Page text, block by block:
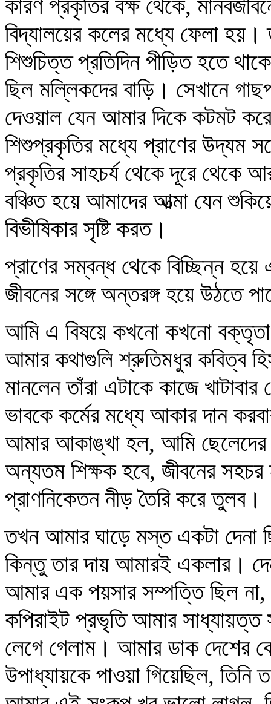
কারণ প্রকৃতির বক্ষ থেকে,
বিদ্যালয়ের কলের মধ্যে ফেলা হয়।
শিশুচিত্ত প্রতিদিন পীড়িত হতে
ছিল মল্লিকদের বাড়ি। সেখানে
দেওয়াল যেন আমার দিকে কটমট
শিশুপ্রকৃতির মধ্যে প্রাণের উদ্যম
প্রকৃতির সাহচর্য থেকে দূরে থেকে
বঞ্চিত হয়ে আমাদের আত্মা যেন
বিভীষিকার সৃষ্টি করত।
প্রাণের সম্বন্ধ থেকে বিচ্ছিন্ন
জীবনের সঙ্গে অন্তরঙ্গ হয়ে উঠতে
আমি এ বিষয়ে কখনো কখনো
আমার কথাগুলি শ্রুতিমধুর কবিত্ব
মানলেন তাঁরা এটাকে কাজে
ভাবকে কর্মের মধ্যে আকার দান
আমার আকাঙ্খা হল, আমি ছেলেদের
অন্যতম শিক্ষক হবে, জীবনের
প্রাণনিকেতন নীড় তৈরি করে তুলব।
তখন আমার ঘাড়ে মস্ত একটা দেনা
কিন্তু তার দায় আমারই একলার।
আমার এক পয়সার সম্পত্তি ছিল না,
কপিরাইট প্রভৃতি আমার সাধ্যায়ত্ত
লেগে গেলাম। আমার ডাক দেশের
উপাধ্যায়কে পাওয়া গিয়েছিল, তিনি